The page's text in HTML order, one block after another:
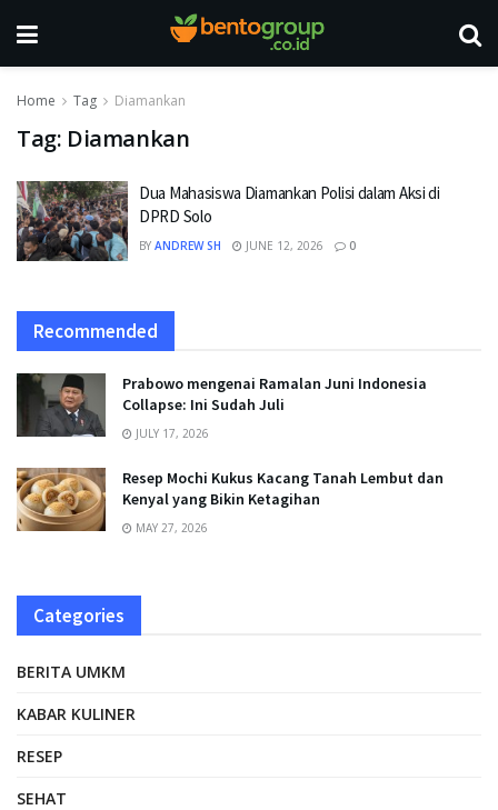
Home Tag Diamankan
Tag: Diamankan
Dua Mahasiswa Diamankan Polisi dalam Aksi di
DPRD Solo
BY ANDREW SH JUNE 12, 2026 0
Recommended
Prabowo mengenai Ramalan Juni Indonesia
Collapse: Ini Sudah Juli
JULY 17, 2026
Resep Mochi Kukus Kacang Tanah Lembut dan
Kenyal yang Bikin Ketagihan
MAY 27, 2026
Categories
BERITA UMKM
KABAR KULINER
RESEP
SEHAT